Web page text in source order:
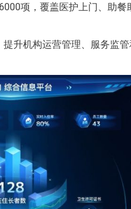
项，覆盖医护上门、助
升机构运营管理、服务监